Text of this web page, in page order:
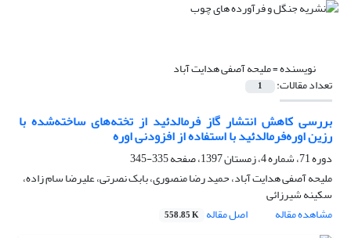
نویسنده =ملیحه آصفی هدایت آباد
تعداد مقالات: 1
بررسی کاهش انتشار گاز فرمالدئید از تخته‌های ساخته‌شده با
رزین اوره‌فرمالدئید با استفاده از افزودنی اوره
دوره 71، شماره 4، زمستان 1397، صفحه
335-345
ملیحه آصفی هدایت آباد، حمید رضا منصوری، بابک نصرتی، علیرضا سام زاده،
سکینه شیرزائی
مشاهده مقاله
اصل مقاله 558.85 K